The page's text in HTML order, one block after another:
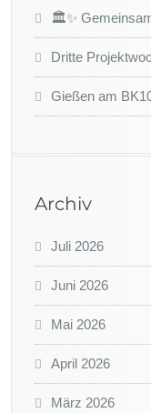
🏛️✨
Dritte
Gießen am
Archiv
Juli 2026
Juni 2026
Mai 2026
April 2026
März 2026